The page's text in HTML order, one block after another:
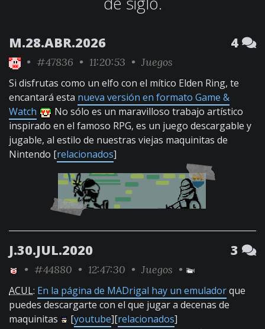
M.28.ABR.2026 4
• #47836 • 11:20:53 • Juegos
Si disfrutas como un elfo con el mítico Elden Ring, te
encantará esta nueva versión en formato Game &
Watch
No sólo es un maravilloso trabajo artístico
inspirado en el famoso RPG, es un juego descargable y
jugable, al estilo de nuestras viejas maquinitas de
Nintendo [relacionados]
J.30.JUL.2020 3
• #44880 • 12:47:30 • Juegos •
ACUL: En la página de MADrigal hay un emuladorque
puedes descargarte con el que jugar a decenas de
maquinitas
[youtube][relacionados]